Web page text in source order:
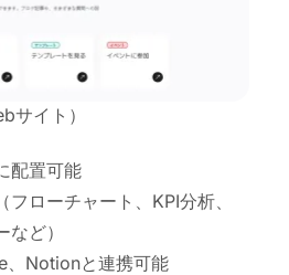
サイト）
配置可能
ローチャート、KPI分析、
ど）
Notionと連携可能